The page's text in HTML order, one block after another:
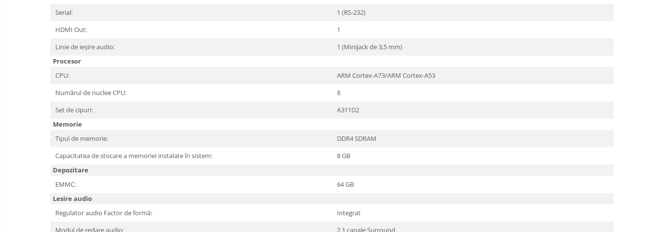
Serial:
1 (RS-232)
HDMI Out:
1
Linie de ieșire audio:
1 (Minijack de 3,5 mm)
Procesor
CPU:
ARM Cortex-A73/ARM Cortex-A53
Numărul de nuclee CPU:
8
Set de cipuri:
A311D2
Memorie
Tipul de memorie:
DDR4 SDRAM
Capacitatea de stocare a memoriei instalate în sistem:
8 GB
Depozitare
EMMC:
64 GB
Lesire audio
Regulator audio Factor de formă:
Integrat
Modul de redare audio:
2.1 canale Surround